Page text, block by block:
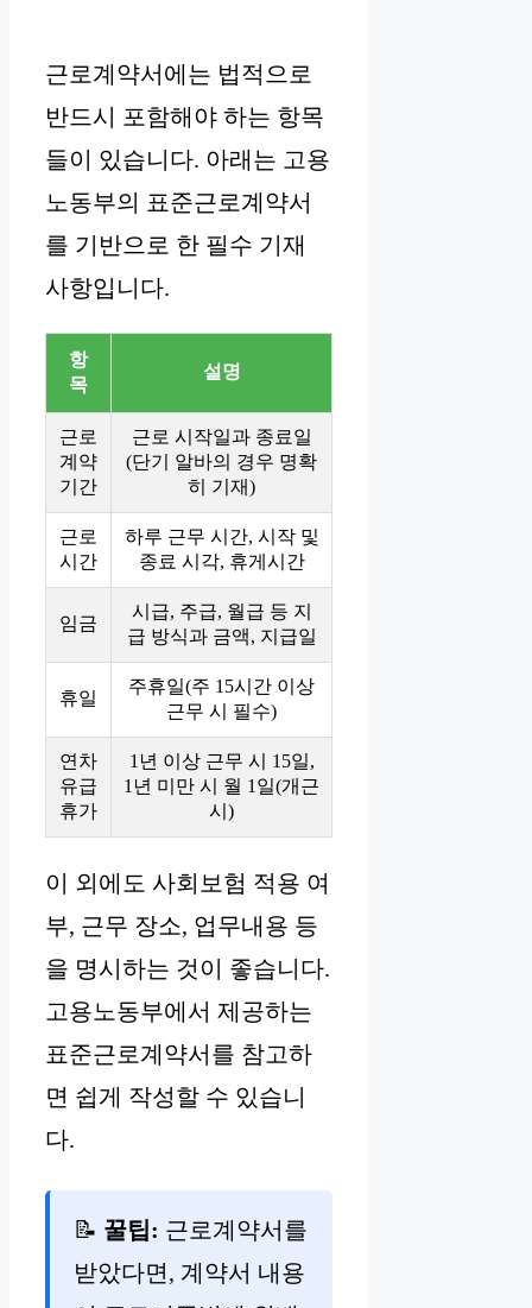
근로계약서에는 법적으로
반드시 포함해야 하는 항목
들이 있습니다. 아래는 고용
노동부의 표준근로계약서
를 기반으로 한 필수 기재
사항입니다.
항
목
설명
근로
계약
기간
근로 시작일과 종료일
(단기 알바의 경우 명확
히 기재)
근로
시간
하루 근무 시간, 시작 및
종료 시각, 휴게시간
임금
시급, 주급, 월급 등 지
급 방식과 금액, 지급일
휴일
주휴일(주 15시간 이상
근무 시 필수)
연차
유급
휴가
1년 이상 근무 시 15일,
1년 미만 시 월 1일(개근
시)
이 외에도 사회보험 적용 여
부, 근무 장소, 업무내용 등
을 명시하는 것이 좋습니다.
고용노동부에서 제공하는
표준근로계약서를 참고하
면 쉽게 작성할 수 있습니
다.
📝 꿀팁: 근로계약서를
받았다면, 계약서 내용